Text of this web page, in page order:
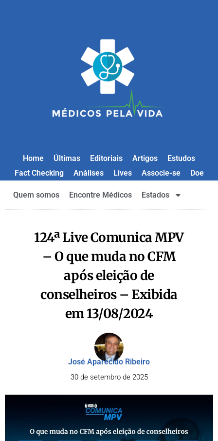
Home Últimas Editoriais Artigos
Estudos
Fact Checking
Análises Lives Associe-se Doe
Quem somos Encontre Médicos Estados
124ª Live Comunica MPV
– O que muda no CFM
após eleição de
conselheiros – Exibida
em 13/08/2024
José Aparecido Ribeiro
30 de setembro de 2025